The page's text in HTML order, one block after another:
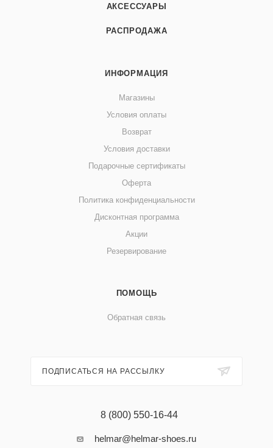
АКСЕССУАРЫ
РАСПРОДАЖА
ИНФОРМАЦИЯ
Магазины
Условия оплаты
Возврат
Условия доставки
Подарочные сертификаты
Оферта
Политика конфиденциальности
Дисконтная программа
Акции
Резервирование
ПОМОЩЬ
Обратная связь
ПОДПИСАТЬСЯ НА РАССЫЛКУ
8 (800) 550-16-44
helmar@helmar-shoes.ru